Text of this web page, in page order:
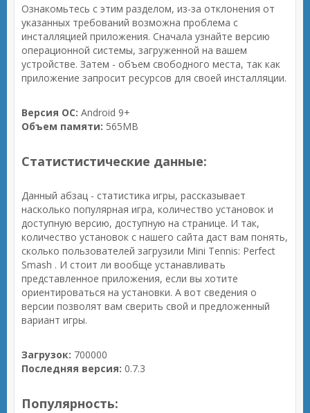
Ознакомьтесь с этим разделом, из-за отклонения от
указанных требований возможна проблема с
инсталляцией приложения. Сначала узнайте версию
операционной системы, загруженной на вашем
устройстве. Затем - объем свободного места, так как
приложение запросит ресурсов для своей инсталляции.
Версия ОС: Android 9+
Объем памяти: 565MB
Статистистические данные:
Данный абзац - статистика игры, рассказывает
насколько популярная игра, количество установок и
доступную версию, доступную на странице. И так,
количество установок с нашего сайта даст вам понять,
сколько пользователей загрузили Mini Tennis: Perfect
Smash . И стоит ли вообще устанавливать
представленное приложения, если вы хотите
ориентироваться на установки. А вот сведения о
версии позволят вам сверить свой и предложенный
вариант игры.
Загрузок: 700000
Последняя версия: 0.7.3
Популярность: